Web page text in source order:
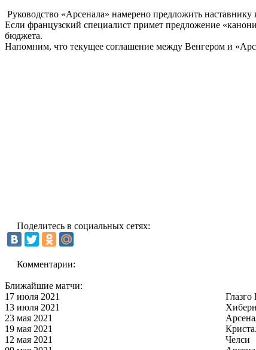
Руководство «Арсенала» намерено предложить
Если французский специалист примет предложение
бюджета.
Напомним, что текущее соглашение между Венгером и
Поделитесь в социальных сетях:
Комментарии:
Ближайшие матчи:
17 июля 2021
13 июля 2021
23 мая 2021
19 мая 2021
12 мая 2021
Челси